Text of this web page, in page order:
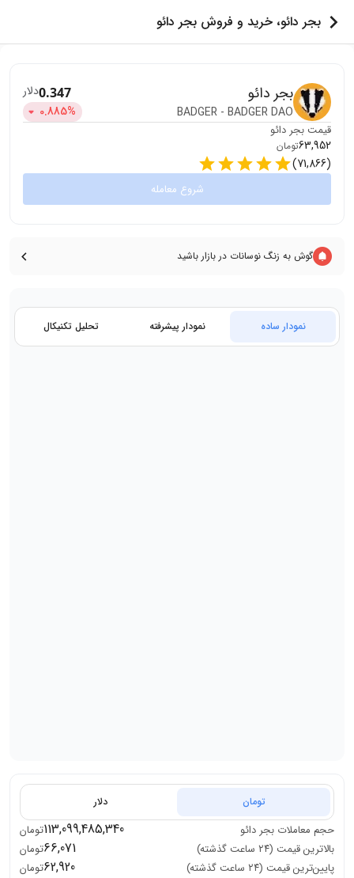
بجر دائو، خرید و فروش بجر دائو
بجر دائو
BADGER - BADGER DAO
0.347دلار
0.885%
قیمت بجر دائو
63,952تومان
(
71,866
)
شروع معامله
گوش به زنگ نوسانات در بازار باشید
نمودار ساده نمودار پیشرفته تحلیل تکنیکال
تومان دلار
حجم معاملات بجر دائو 113,099,485,340تومان
بالاترین قیمت (۲۴ ساعت گذشته)
66,071تومان
پایین‌ترین قیمت (۲۴ ساعت گذشته)
62,920تومان